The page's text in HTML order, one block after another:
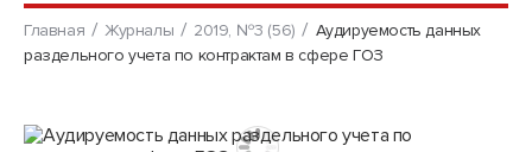
Главная Журналы 2019, №3 (56)
Аудируемость данных
раздельного учета по контрактам в сфере ГОЗ